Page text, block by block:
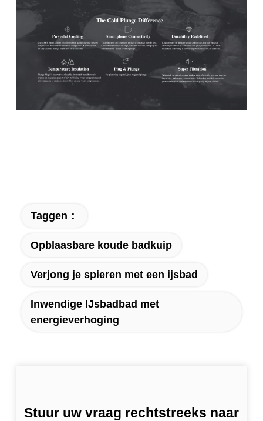
Taggen：
Opblaasbare koude badkuip
Verjong je spieren met een ijsbad
Inwendige IJsbadbad met
energieverhoging
Stuur uw vraag rechtstreeks naar